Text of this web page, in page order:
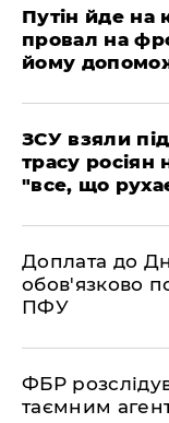
Путін йде на
провал на
йому
ЗСУ взяли
трасу росіян
"все, що
Доплата до
обов'язково
ПФУ
ФБР
таємним